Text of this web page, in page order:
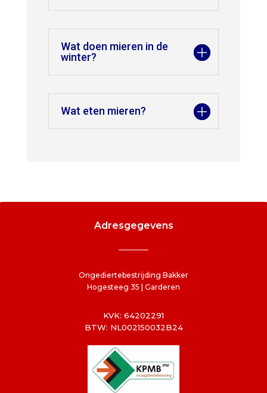
Wat doen mieren in de
winter?
Wat eten mieren?
Adresgegevens
Ongediertebestrijding Bakker
Hogesteeg 35 | Garderen
KVK: 64202291
BTW: NL002150032B24